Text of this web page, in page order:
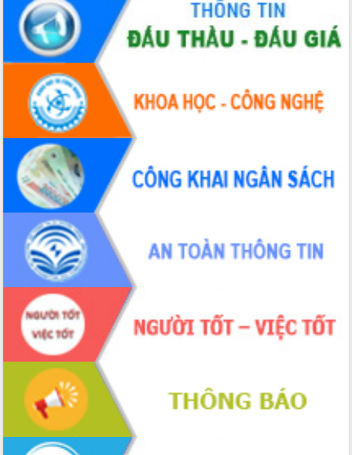
Chương trình “Gặp gỡ hữu nghị –
Friendship Meeting New Year 2026”
Bầu cử Quốc hội và HĐND: Cử tri Đắk
Lắk gửi gắm niềm tin, kỳ vọng vào lá
Đắk Lắk sẵn sàng các điều kiện cho
Ngày hội bầu cử đại biểu Quốc hội
khóa XVI và HĐND các cấp nhiệm kỳ
2026-2031
Đảm bảo cuộc bầu cử đại biểu Quốc
hội và đại biểu HĐND các cấp diễn ra
an toàn, hiệu quả, đúng quy định
Thủ tướng Chính phủ Phạm Minh Chính
kiểm tra, chỉ đạo hoàn thành các dự
án cao tốc và thăm khu tái định cư tại
Đắk Lắk
Sôi nổi Hội đua ngựa truyền thống Gò
Thì Thùng mừng Xuân Bính Ngọ 2026
Lãnh đạo tỉnh dâng hương tưởng niệm
tại Đập Đồng Cam đầu Xuân Bính Ngọ
Ngành nông nghiệp phấn đấu tăng
trưởng đạt 5,86% trong năm 2026
UBND tỉnh Đắk Lắk triển khai công tác
quốc phòng, quân sự địa phương năm
2026
Đắk Lắk tập trung toàn lực khắc phục
tồn tại IUU, sẵn sàng làm việc với